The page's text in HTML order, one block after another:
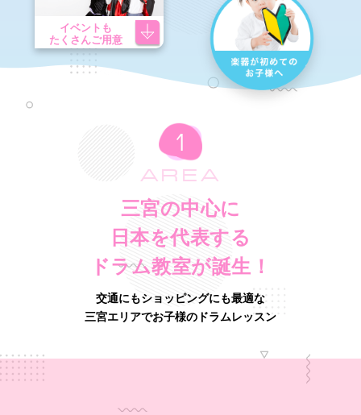
イベントも
たくさんご用意
AREA
三宮の中心に
日本を代表する
ドラム教室が誕生！
交通にもショッピングにも最適な
三宮エリアでお子様のドラムレッスン